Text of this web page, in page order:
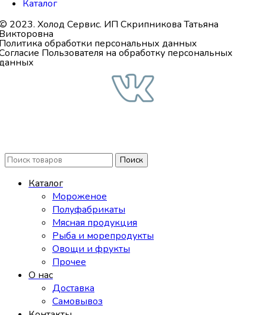
Каталог
2023. Холод Сервис. ИП Скрипникова Татьяна
обработки персональных данных
Пользователя на обработку персональных
Поиск
Каталог
Мороженое
Полуфабрикаты
Мясная продукция
Рыба и морепродукты
Овощи и фрукты
Прочее
О нас
Доставка
Самовывоз